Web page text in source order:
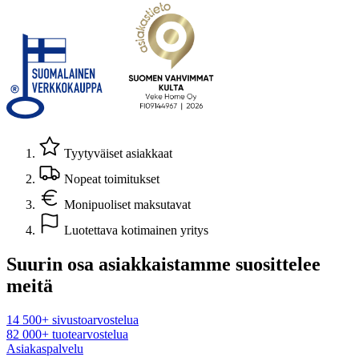
Tyytyväiset asiakkaat
Nopeat toimitukset
Monipuoliset maksutavat
Luotettava kotimainen yritys
Suurin osa asiakkaistamme suosittelee
meitä
14 500+ sivustoarvostelua
82 000+ tuotearvostelua
Asiakaspalvelu